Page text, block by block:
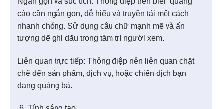
cáo cần ngắn gọn, dễ hiểu và truyền tải một cách
nhanh chóng. Sử dụng câu chữ mạnh mẽ và ấn
tượng để ghi dấu trong tâm trí người xem.
Liên quan trực tiếp: Thông điệp nên liên quan chặt
chẽ đến sản phẩm, dịch vụ, hoặc chiến dịch bạn
đang quảng bá.